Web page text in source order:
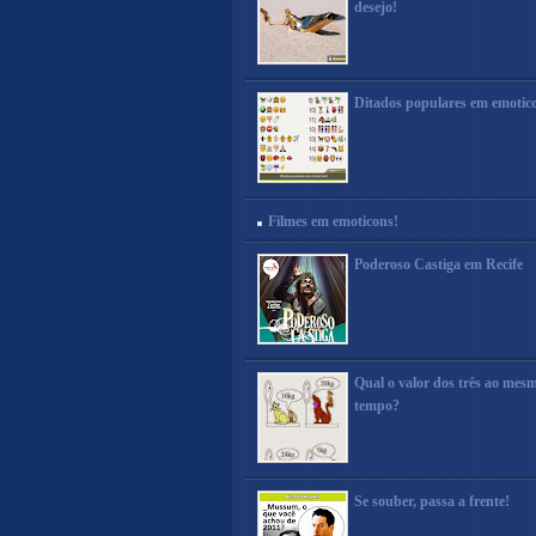
desejo!
Ditados populares em
Filmes em emoticons!
Poderoso Castiga em Recife
Qual o valor dos três ao
tempo?
Se souber, passa a frente!